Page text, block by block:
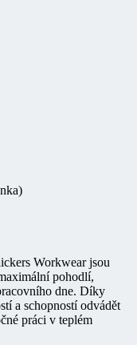
dne. Díky
a schopností odvádět
práci v teplém